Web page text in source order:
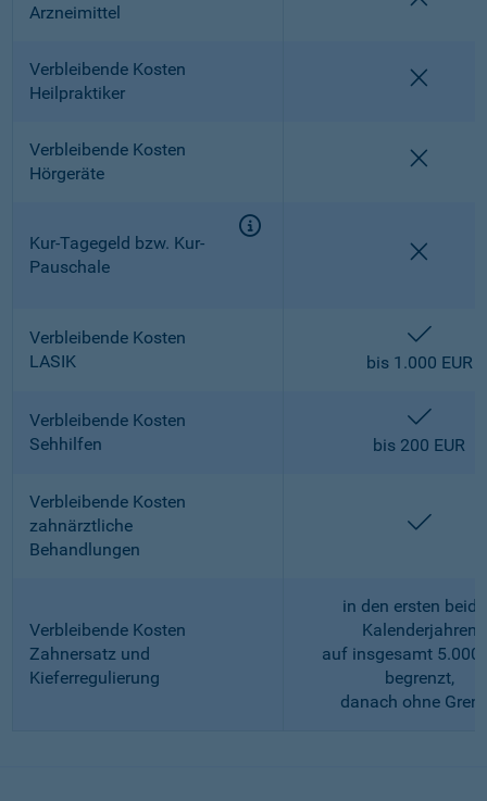
Arzneimittel
Verbleibende Kosten
Heilpraktiker
Verbleibende Kosten
Hörgeräte
Kur-Tagegeld bzw. Kur-
Pauschale
Verbleibende Kosten
LASIK
bis 1.000 EUR
Verbleibende Kosten
Sehhilfen
bis 200 EUR
Verbleibende Kosten
zahnärztliche
Behandlungen
Verbleibende Kosten
Zahnersatz und
Kieferregulierung
in den ersten
Kalenderjahren
auf insgesamt 5.000
begrenzt,
danach ohne